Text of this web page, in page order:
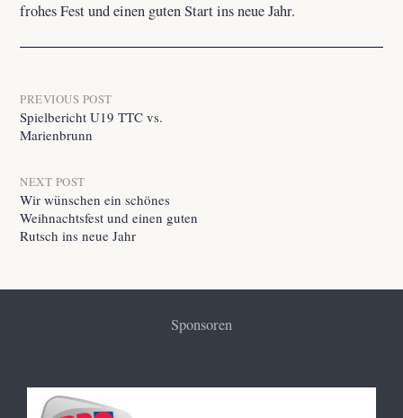
frohes Fest und einen guten Start ins neue Jahr.
Post
navigation
PREVIOUS POST
Spielbericht U19 TTC vs.
Marienbrunn
NEXT POST
Wir wünschen ein schönes
Weihnachtsfest und einen guten
Rutsch ins neue Jahr
Sponsoren